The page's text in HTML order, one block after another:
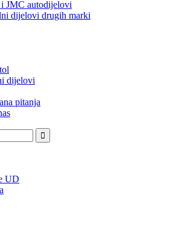
JMC autodijelovi
dijelovi drugih marki
dijelovi
pitanja
UD